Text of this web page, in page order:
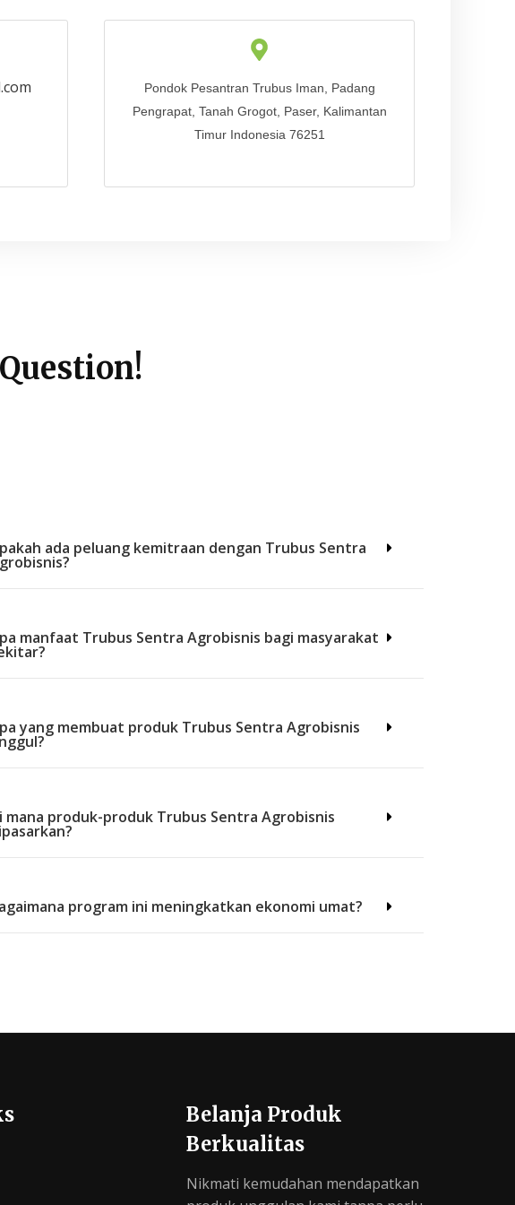
com
Pondok Pesantran Trubus Iman, Padang
Pengrapat, Tanah Grogot, Paser, Kalimantan
Timur Indonesia 76251
ada peluang kemitraan dengan Trubus Sentra
manfaat Trubus Sentra Agrobisnis bagi masyarakat
yang membuat produk Trubus Sentra Agrobisnis
mana produk-produk Trubus Sentra Agrobisnis
program ini meningkatkan ekonomi umat?
Belanja Produk
Berkualitas
Nikmati kemudahan mendapatkan